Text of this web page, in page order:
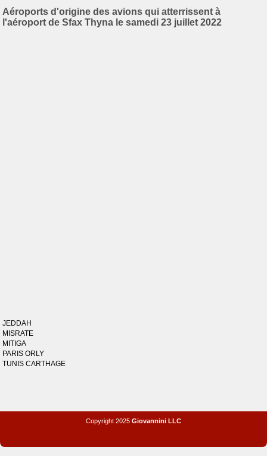
Aéroports d'origine des avions qui atterrissent à
l'aéroport de Sfax Thyna le samedi 23 juillet 2022
JEDDAH
MISRATE
MITIGA
PARIS ORLY
TUNIS CARTHAGE
Copyright 2025 Giovannini LLC